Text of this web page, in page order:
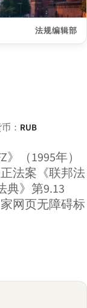
法规编辑部
： RUB
（1995年）
法案《联邦法
典》第9.13
网页无障碍标